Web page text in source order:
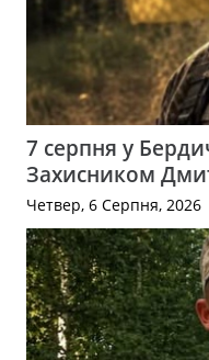
7 серпня у
Захисником
Четвер, 6 Серпня, 2026